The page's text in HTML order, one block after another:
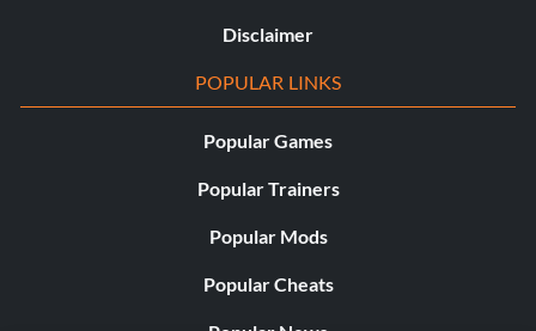
Disclaimer
POPULAR LINKS
Popular Games
Popular Trainers
Popular Mods
Popular Cheats